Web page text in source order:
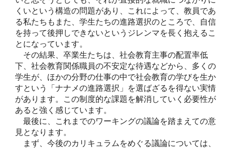
くいという構造の問題があり、これによって、教員であ
る私たちもまた、学生たちの進路選択のところで、自信
を持って後押しできないというジレンマを長く抱えるこ
とになっています。
その結果、卒業生たちは、社会教育主事の配置率低
下、社会教育関係職員の不安定な待遇などから、多くの
学生が、ほかの分野の仕事の中で社会教育の学びを生か
すという「ナナメの進路選択」を選ばざるを得ない実情
があります。この制度的な課題を解消していく必要性が
あると強く感じています。
最後に、これまでのワーキングの議論を踏まえての意
見となります。
まず、今後のカリキュラムをめぐる議論については、